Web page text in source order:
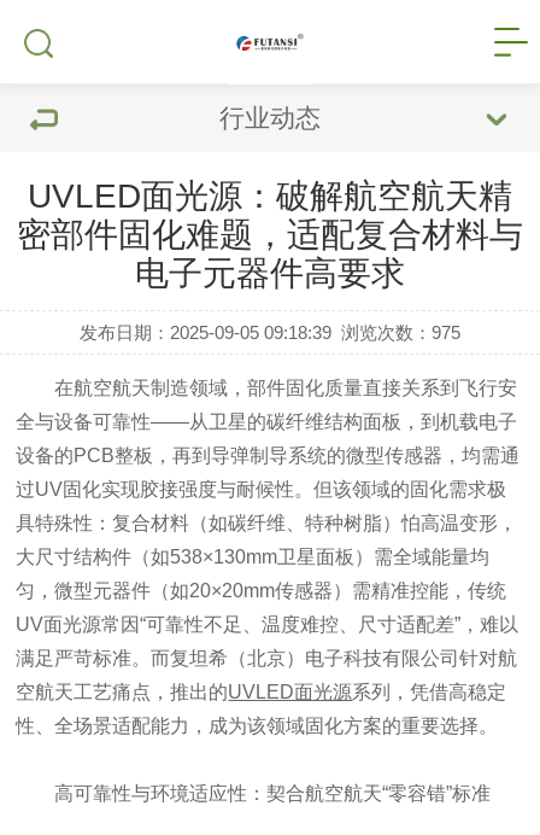
行业动态
UVLED面光源：破解航空航天精
密部件固化难题，适配复合材料与
电子元器件高要求
发布日期：2025-09-05 09:18:39 浏览次数：975
在航空航天制造领域，部件固化质量直接关系到飞行安
全与设备可靠性——从卫星的碳纤维结构面板，到机载电子
设备的PCB整板，再到导弹制导系统的微型传感器，均需通
过UV固化实现胶接强度与耐候性。但该领域的固化需求极
具特殊性：复合材料（如碳纤维、特种树脂）怕高温变形，
大尺寸结构件（如538×130mm卫星面板）需全域能量均
匀，微型元器件（如20×20mm传感器）需精准控能，传统
UV面光源常因“可靠性不足、温度难控、尺寸适配差”，难以
满足严苛标准。而复坦希（北京）电子科技有限公司针对航
空航天工艺痛点，推出的UVLED面光源系列，凭借高稳定
性、全场景适配能力，成为该领域固化方案的重要选择。
高可靠性与环境适应性：契合航空航天“零容错”标准